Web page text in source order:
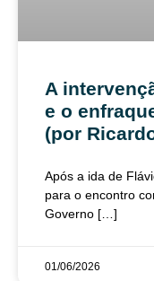
A
e o
(por
Após a ida de
para o encontro
Governo […]
01/06/2026